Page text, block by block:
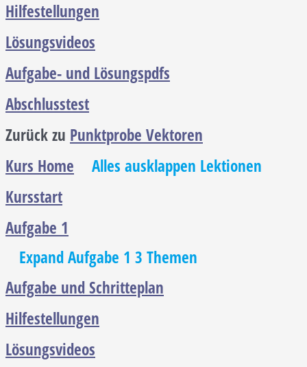
Hilfestellungen
Lösungsvideos
Aufgabe- und Lösungspdfs
Abschlusstest
Zurück zu Punktprobe Vektoren
Kurs Home
Alles ausklappen Lektionen
Kursstart
Aufgabe 1
ExpandAufgabe 1 3 Themen
Aufgabe und Schritteplan
Hilfestellungen
Lösungsvideos